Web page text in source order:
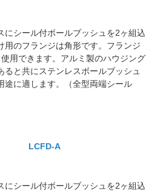
にシール付ボールブッシュを2ヶ組込
用のフランジは角形です。フランジ
用できます。アルミ製のハウジング
と共にステンレスボールブッシュ
途に適します。（全型両端シール
LCFD-A
にシール付ボールブッシュを2ヶ組込